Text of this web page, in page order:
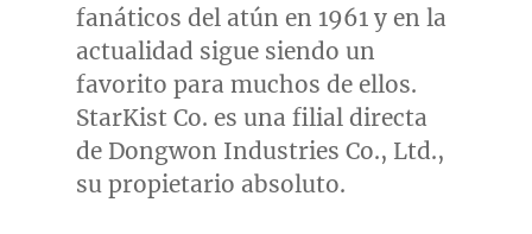
fanáticos del atún en 1961 y en la
actualidad sigue siendo un
favorito para muchos de ellos.
StarKist Co. es una filial directa
de Dongwon Industries Co., Ltd.,
su propietario absoluto.